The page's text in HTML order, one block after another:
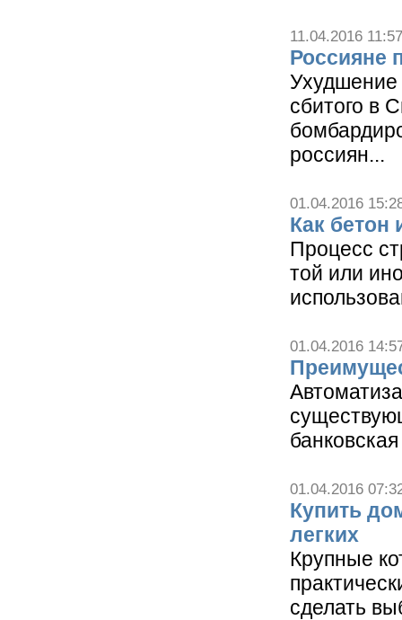
11.04.2016 11:57
Россияне
Ухудшение
сбитого в
россиян...
01.04.2016
Как бетон
Процесс
той или
01.04.2016
01.04.2016
Купить
легких
Крупные
сделать